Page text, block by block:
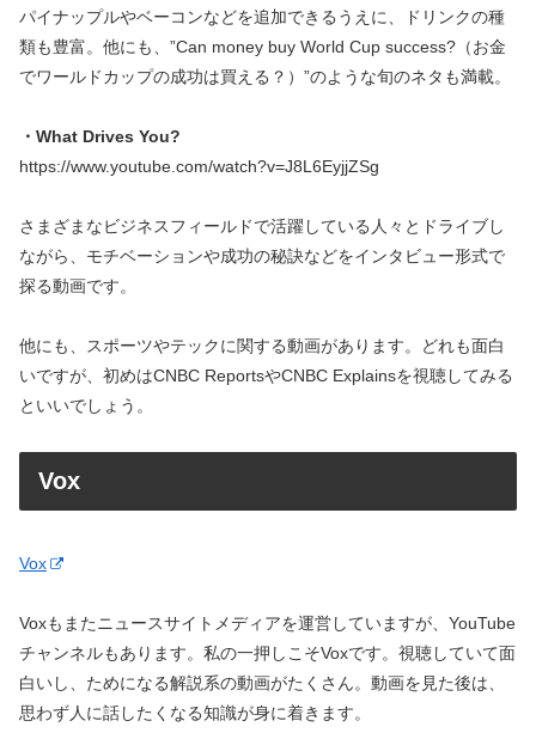
パイナップルやベーコンなどを追加できるうえに、ドリンクの種
類も豊富。他にも、”Can money buy World Cup success?（お金
でワールドカップの成功は買える？）”のような旬のネタも満載。
・What Drives You?
https://www.youtube.com/watch?v=J8L6EyjjZSg
さまざまなビジネスフィールドで活躍している人々とドライブし
ながら、モチベーションや成功の秘訣などをインタビュー形式で
探る動画です。
他にも、スポーツやテックに関する動画があります。どれも面白
いですが、初めはCNBC ReportsやCNBC Explainsを視聴してみる
といいでしょう。
Vox
Vox
Voxもまたニュースサイトメディアを運営していますが、YouTube
チャンネルもあります。私の一押しこそVoxです。視聴していて面
白いし、ためになる解説系の動画がたくさん。動画を見た後は、
思わず人に話したくなる知識が身に着きます。